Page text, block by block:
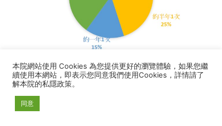
3.3小結
新手牧者的個人退修情況整體偏低，僅少數牧者能定
期進行退修，且退修頻率多集中在半年至一年一次。
本院網站使用 Cookies 為您提供更好的瀏覽體驗，如果您繼
續使用本網站，即表示您同意我們使用Cookies，詳情請了
解本院的私隱政策。
同意